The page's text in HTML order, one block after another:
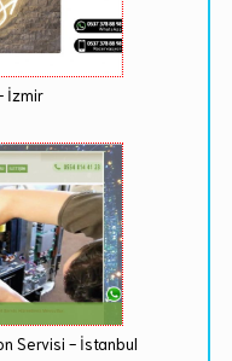
İzmir
Servisi - İstanbul